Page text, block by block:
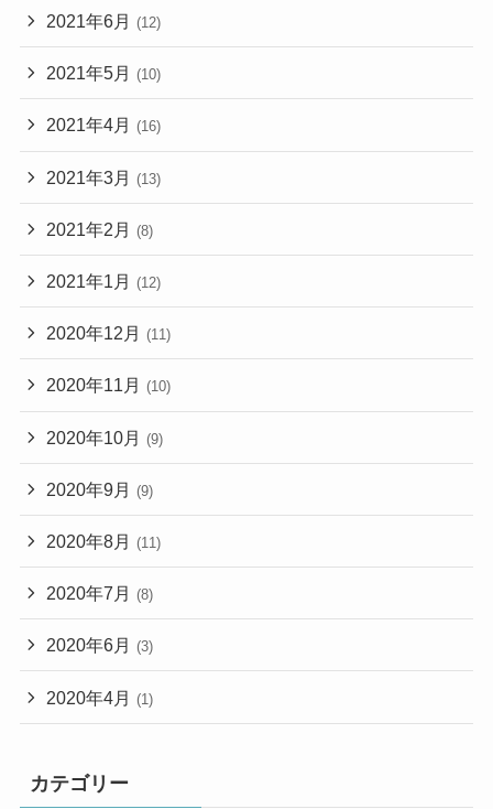
2021年6月 (12)
2021年5月 (10)
2021年4月 (16)
2021年3月 (13)
2021年2月 (8)
2021年1月 (12)
2020年12月 (11)
2020年11月 (10)
2020年10月 (9)
2020年9月 (9)
2020年8月 (11)
2020年7月 (8)
2020年6月 (3)
2020年4月 (1)
カテゴリー